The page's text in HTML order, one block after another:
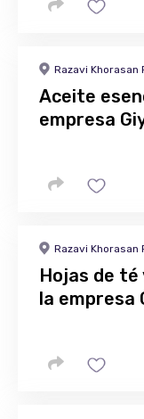
Razavi Khorasan
Aceite
empresa
Razavi Khorasan
Hojas de té
la empresa